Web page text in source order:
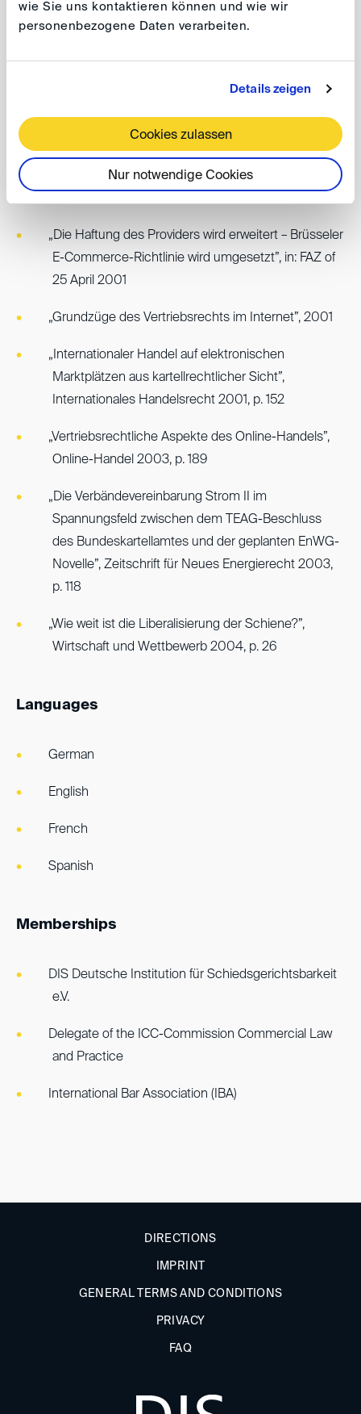
wie Sie uns kontaktieren können und wie wir
personenbezogene Daten verarbeiten.
Details zeigen
Cookies zulassen
Nur notwendige Cookies
Vertriebssysteme”, Neue Juristische Wochenschrift
1999, p. 326
Stromdurchleitung”, Zeitschrift für Umweltrecht
1999, p. 205
„ECommerce in Germany”, International
eCommerce/Business and Legal Issues 2001, p.
„Die Haftung des Providers wird erweitert – Brüsseler
E-Commerce-Richtlinie wird umgesetzt”, in: FAZ of
25 April 2001
„Grundzüge des Vertriebsrechts im Internet”, 2001
„Internationaler Handel auf elektronischen
Marktplätzen aus kartellrechtlicher Sicht”,
Internationales Handelsrecht 2001, p. 152
„Vertriebsrechtliche Aspekte des Online-Handels”,
Online-Handel 2003, p. 189
„Die Verbändevereinbarung Strom II im
Spannungsfeld zwischen dem TEAG-Beschluss
des Bundeskartellamtes und der geplanten EnWG-
Novelle”, Zeitschrift für Neues Energierecht 2003,
p. 118
„Wie weit ist die Liberalisierung der Schiene?”,
Wirtschaft und Wettbewerb 2004, p. 26
Languages
German
English
French
Spanish
Memberships
DIS Deutsche Institution für Schiedsgerichtsbarkeit
e.V.
Delegate of the ICC-Commission Commercial Law
and Practice
International Bar Association (IBA)
DIRECTIONS
IMPRINT
GENERAL TERMS AND CONDITIONS
PRIVACY
FAQ